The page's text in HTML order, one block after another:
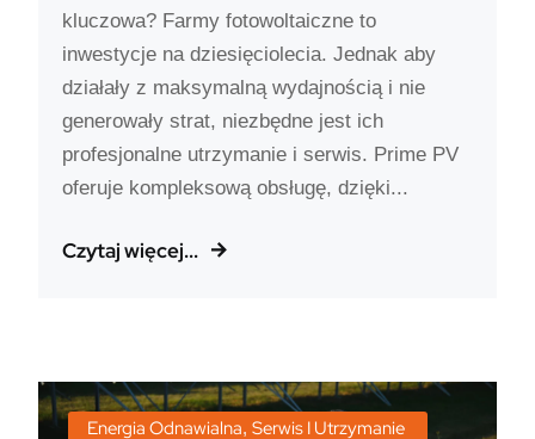
kluczowa? Farmy fotowoltaiczne to
inwestycje na dziesięciolecia. Jednak aby
działały z maksymalną wydajnością i nie
generowały strat, niezbędne jest ich
profesjonalne utrzymanie i serwis. Prime PV
oferuje kompleksową obsługę, dzięki...
Czytaj więcej...
Energia Odnawialna, Serwis I Utrzymanie